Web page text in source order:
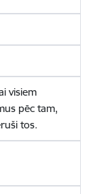
visiem
pēc tam,
tos.